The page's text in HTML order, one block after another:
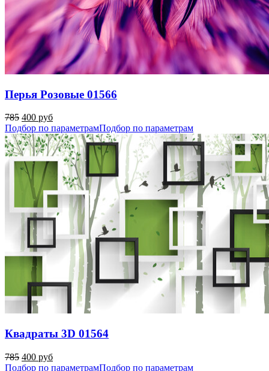
Перья Розовые 01566
785 400 руб
Подбор по параметрамПодбор по параметрам
Квадраты 3D 01564
785 400 руб
Подбор по параметрамПодбор по параметрам